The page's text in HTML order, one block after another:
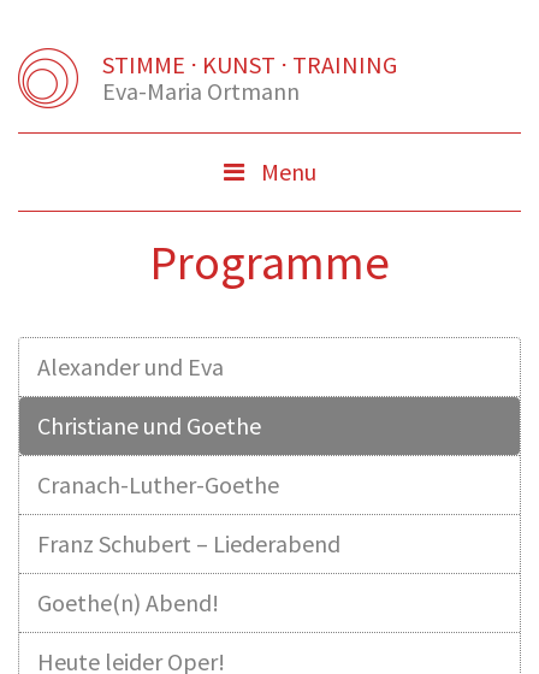
STIMME ⋅ KUNST ⋅ TRAINING
Eva-Maria Ortmann
MenuMenu
Button
Programme
Alexander und Eva
Christiane und Goethe
Cranach-Luther-Goethe
Franz Schubert – Liederabend
Goethe(n) Abend!
Heute leider Oper!